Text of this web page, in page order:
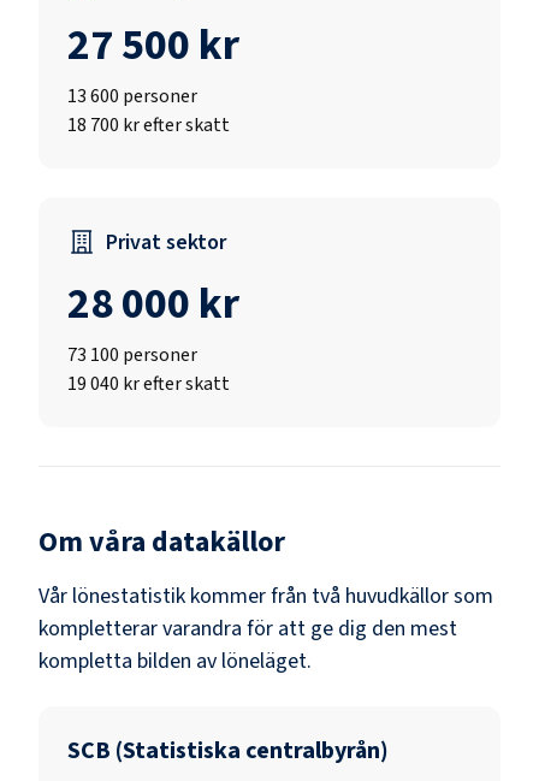
27 500 kr
13 600 personer
18 700 kr efter skatt
Privat sektor
28 000 kr
73 100 personer
19 040 kr efter skatt
Om våra datakällor
Vår lönestatistik kommer från två huvudkällor som
kompletterar varandra för att ge dig den mest
kompletta bilden av löneläget.
SCB (Statistiska centralbyrån)